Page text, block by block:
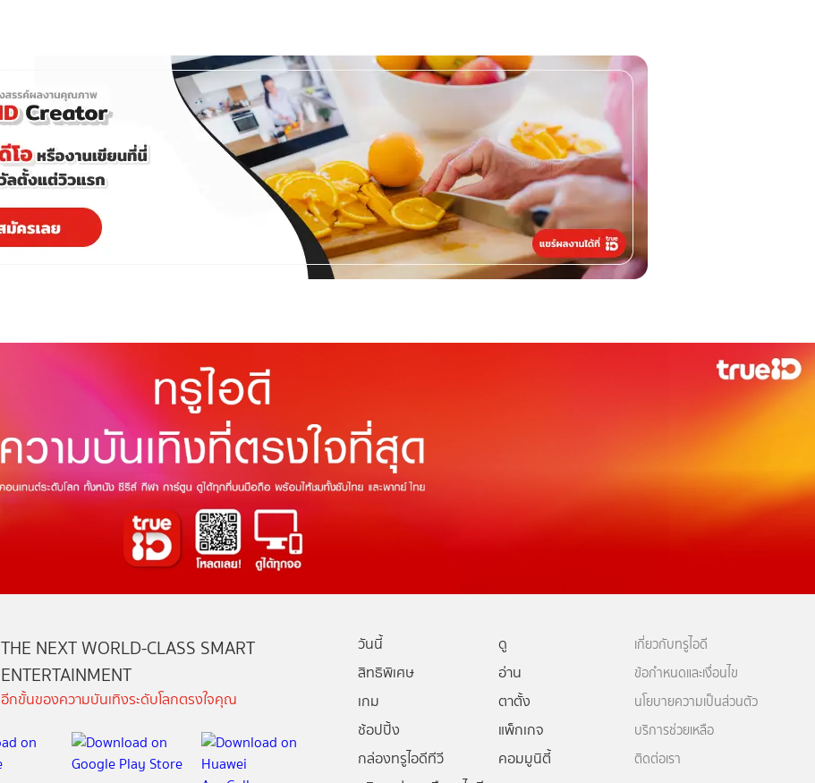
THE NEXT WORLD-CLASS SMART
ENTERTAINMENT
อีกขั้นของความบันเทิงระดับโลกตรงใจคุณ
วันนี้
ดู
สิทธิพิเศษ
อ่าน
เกม
ตาตั้ง
ช้อปปิ้ง
แพ็กเกจ
กล่องทรูไอดีทีวี
คอมมูนิตี้
เกี่ยวกับทรูไอดี
ข้อกำหนดและเงื่อนไข
นโยบายความเป็นส่วนตัว
บริการช่วยเหลือ
ติดต่อเรา